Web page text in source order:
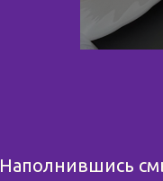
Наполнившись